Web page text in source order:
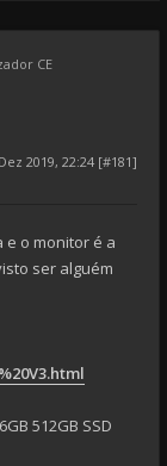
CE
2019, 22:24 [#181]
e o monitor é a
ser alguém
512GB SSD